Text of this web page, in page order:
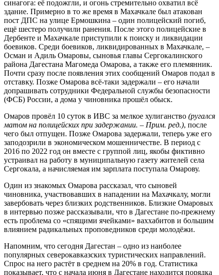
синагога: её подожгли, и огонь стремительно охватил всё
здание. Примерно в то же время в Махачкале был атакован
пост ДПС на улице Ермошкина – один полицейский погиб,
ещё шестеро получили ранения. После этого полицейские в
Дербенте и Махачкале приступили к поиску и ликвидации
боевиков. Среди боевиков, ликвидированных в Махачкале, –
Осман и Адиль Омаровы, сыновья главы Сергокалинского
района Дагестана Магомеда Омарова, а также его племянник.
Почти сразу после появления этих сообщений Омаров подал в
отставку. Позже Омарова всё-таки задержали – его начали
допрашивать сотрудники Федеральной службы безопасности
(ФСБ) России, а дома у чиновника прошёл обыск.
Омаров провёл 10 суток в ИВС за мелкое хулиганство (ругался
матом на полицейских при задержании. – Прим. ред.), после
чего был отпущен. Позже Омарова задержали, теперь уже его
заподозрили в экономическом мошенничестве. В период с
2016 по 2022 год он вместе с группой лиц, якобы фиктивно
устраивал на работу в муниципальную газету жителей села
Сергокала, а начисляемая им зарплата поступала Омарову.
Один из знакомых Омарова рассказал, что сыновей
чиновника, участвовавших в нападении на Махачкалу, могли
завербовать через близких родственников. Близкие Омаровых
в интервью позже рассказывали, что в Дагестане по-прежнему
есть проблема со «спящими ячейками» ваххабитов и большим
влиянием радикальных проповедников среди молодёжи.
Напомним, что сегодня Дагестан – одно из наиболее
популярных северокавказских туристических направлений.
Спрос на него растёт в среднем на 20% в год. Статистика
показывает, что с начала июня в Дагестане находится порядка